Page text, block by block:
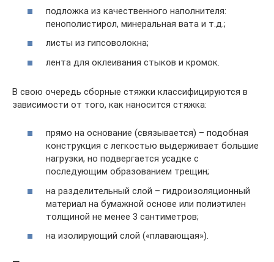
подложка из качественного наполнителя:
пенополистирол, минеральная вата и т.д.;
листы из гипсоволокна;
лента для оклеивания стыков и кромок.
В свою очередь сборные стяжки классифицируются в
зависимости от того, как наносится стяжка:
прямо на основание (связывается) – подобная
конструкция с легкостью выдерживает большие
нагрузки, но подвергается усадке с
последующим образованием трещин;
на разделительный слой – гидроизоляционный
материал на бумажной основе или полиэтилен
толщиной не менее 3 сантиметров;
на изолирующий слой («плавающая»).